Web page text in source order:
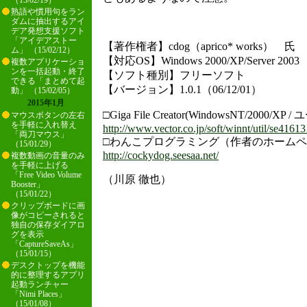
熟語や慣用句をラン
ダムに抽出するアイ
デア発想支援ソフト
「アイデアストー
ム」 （15/02/12）
複数アプリケーショ
ンを一括起動・終了
できる「まとめて起
動」 （15/02/05）
2015年1月
マウスボタンの左右
を手軽に入れ替え
「両刀マウス」
（15/01/29）
複数動画の音量のみ
を手軽に上げる
「Free Video Volume
Booster」
（15/01/22）
クリップボードに画
像がコピーされると
独自の保存ダイアロ
グを表示
「CaptureSaveAs」
（15/01/15）
デスクトップを機能
的に整理するアプリ
起動ランチャー
「Nimi Places」
（15/01/08）
【著作権者】cdog（aprico* works） 氏
【対応OS】Windows 2000/XP/Server 2003
【ソフト種別】フリーソフト
【バージョン】1.0.1（06/12/01）
□Giga File Creator(WindowsNT/2000/XP /
http://www.vector.co.jp/soft/winnt/util/
□わんこプログラミング（作者のホームペ
http://cockydog.seesaa.net/
（川原 徹也）